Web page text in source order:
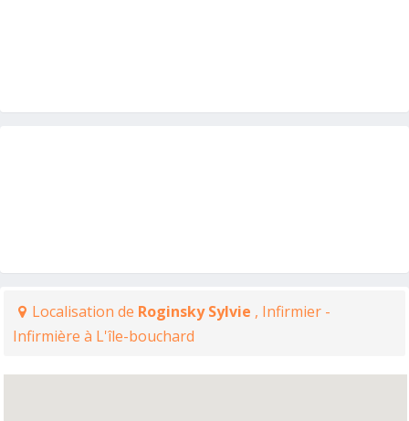
Localisation de Roginsky Sylvie , Infirmier -
Infirmière à L'île-bouchard